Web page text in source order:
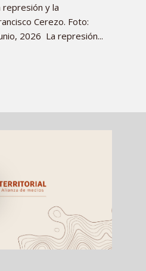
represión y la
Cerezo. Foto:
2026 La represión...